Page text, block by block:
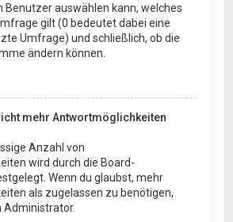
Benutzer auswählen kann, welches
gilt (0 bedeutet dabei eine
Umfrage) und schließlich, ob die
ändern können.
mehr Antwortmöglichkeiten
Anzahl von
wird durch die Board-
Wenn du glaubst, mehr
als zugelassen zu benötigen,
Administrator.